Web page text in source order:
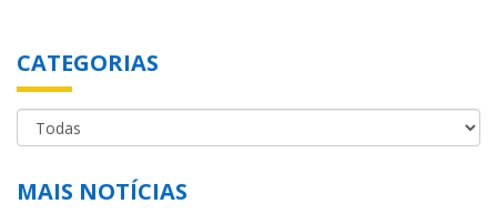
CATEGORIAS
MAIS NOTÍCIAS